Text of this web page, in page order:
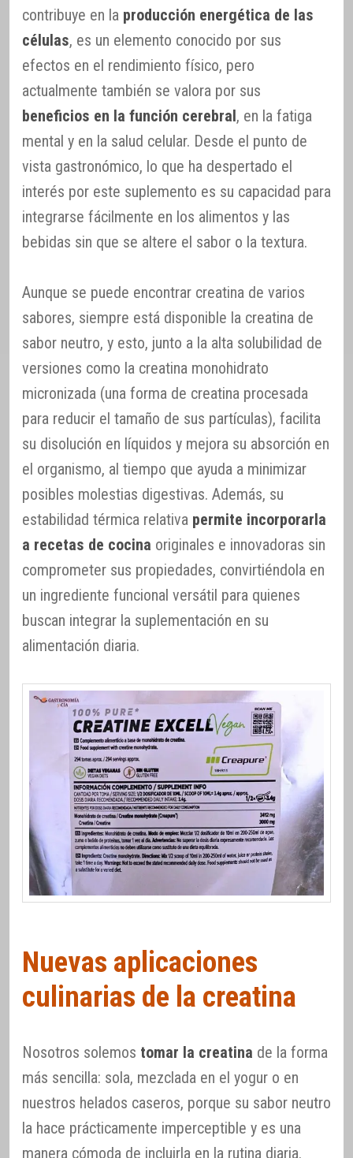
contribuye en la producción energética de las
células, es un elemento conocido por sus
efectos en el rendimiento físico, pero
actualmente también se valora por sus
beneficios en la función cerebral, en la fatiga
mental y en la salud celular. Desde el punto de
vista gastronómico, lo que ha despertado el
interés por este suplemento es su capacidad para
integrarse fácilmente en los alimentos y las
bebidas sin que se altere el sabor o la textura.
Aunque se puede encontrar creatina de varios
sabores, siempre está disponible la creatina de
sabor neutro, y esto, junto a la alta solubilidad de
versiones como la creatina monohidrato
micronizada (una forma de creatina procesada
para reducir el tamaño de sus partículas), facilita
su disolución en líquidos y mejora su absorción en
el organismo, al tiempo que ayuda a minimizar
posibles molestias digestivas. Además, su
estabilidad térmica relativa permite incorporarla
a recetas de cocina originales e innovadoras sin
comprometer sus propiedades, convirtiéndola en
un ingrediente funcional versátil para quienes
buscan integrar la suplementación en su
alimentación diaria.
Nuevas aplicaciones
culinarias de la creatina
Nosotros solemos tomar la creatina de la forma
más sencilla: sola, mezclada en el yogur o en
nuestros helados caseros, porque su sabor neutro
la hace prácticamente imperceptible y es una
manera cómoda de incluirla en la rutina diaria.